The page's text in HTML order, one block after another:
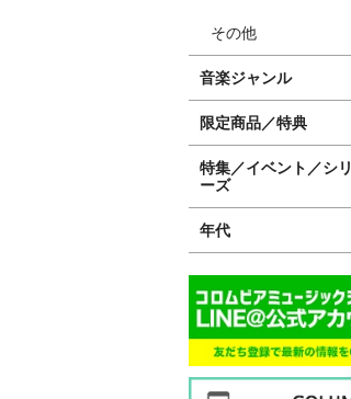
その他
音楽ジャンル
限定商品／特典
特集／イベント／シリ
ーズ
年代